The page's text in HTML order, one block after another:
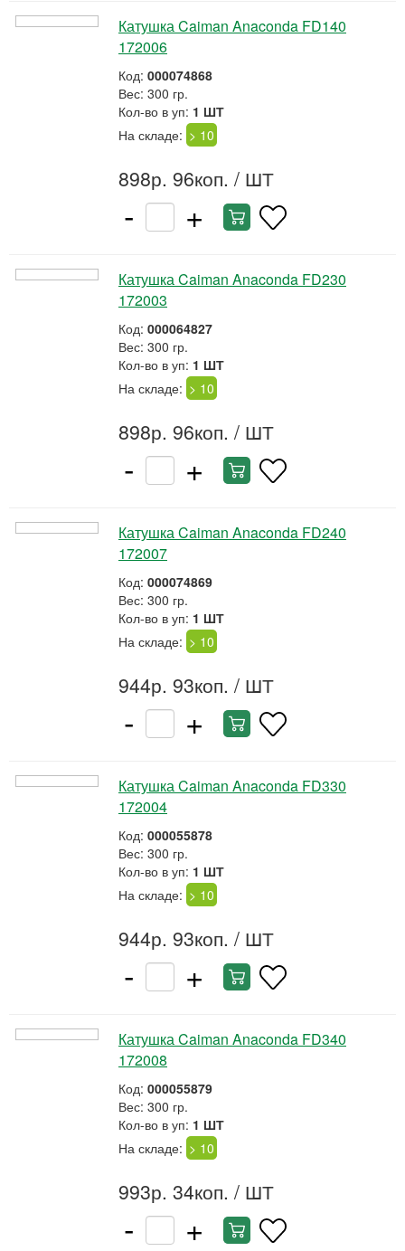
Катушка Caiman Anaconda FD140
172006
Код: 000074868
Вес: 300 гр.
Кол-во в уп: 1 ШТ
На складе: > 10
898р. 96коп. / ШТ
- +
Катушка Caiman Anaconda FD230
172003
Код: 000064827
Вес: 300 гр.
Кол-во в уп: 1 ШТ
На складе: > 10
898р. 96коп. / ШТ
- +
Катушка Caiman Anaconda FD240
172007
Код: 000074869
Вес: 300 гр.
Кол-во в уп: 1 ШТ
На складе: > 10
944р. 93коп. / ШТ
- +
Катушка Caiman Anaconda FD330
172004
Код: 000055878
Вес: 300 гр.
Кол-во в уп: 1 ШТ
На складе: > 10
944р. 93коп. / ШТ
- +
Катушка Caiman Anaconda FD340
172008
Код: 000055879
Вес: 300 гр.
Кол-во в уп: 1 ШТ
На складе: > 10
993р. 34коп. / ШТ
- +